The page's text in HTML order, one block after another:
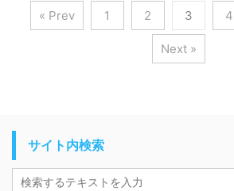
« Prev 1 2 3 4
Next »
サイト内検索